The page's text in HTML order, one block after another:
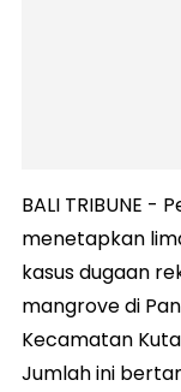
BALI TRIBUNE -
menetapkan
kasus dugaan
mangrove di
Kecamatan
Jumlah ini